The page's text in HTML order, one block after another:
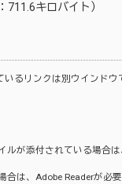
711.6キロバイト）
いるリンクは別ウインドウ
ルが添付されている場合
合は、Adobe Readerが必